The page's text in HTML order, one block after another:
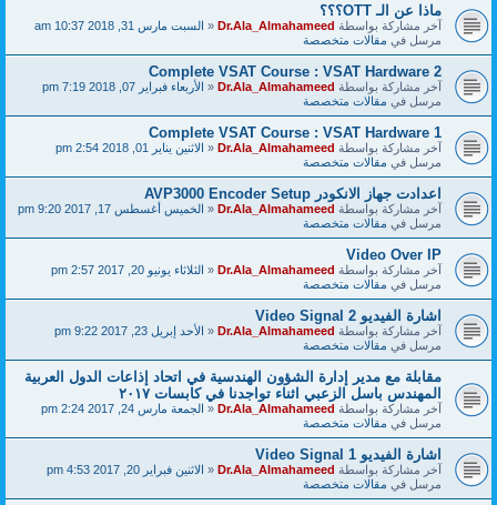
ماذا عن الـ OTT؟؟؟
آخر مشاركة بواسطةDr.Ala_Almahameed
«السبت مارس 31, 2018 10:37 am
مرسل فيمقالات متخصصة
Complete VSAT Course : VSAT Hardware 2
آخر مشاركة بواسطةDr.Ala_Almahameed
«الأربعاء فبراير 07, 2018 7:19 pm
مرسل فيمقالات متخصصة
Complete VSAT Course : VSAT Hardware 1
آخر مشاركة بواسطةDr.Ala_Almahameed
«الاثنين يناير 01, 2018 2:54 pm
مرسل فيمقالات متخصصة
اعدادت جهاز الانكودر AVP3000 Encoder Setup
آخر مشاركة بواسطةDr.Ala_Almahameed
«الخميس أغسطس 17, 2017 9:20 pm
مرسل فيمقالات متخصصة
Video Over IP
آخر مشاركة بواسطةDr.Ala_Almahameed
«الثلاثاء يونيو 20, 2017 2:57 pm
مرسل فيمقالات متخصصة
اشارة الفيديو Video Signal 2
آخر مشاركة بواسطةDr.Ala_Almahameed
«الأحد إبريل 23, 2017 9:22 pm
مرسل فيمقالات متخصصة
مقابلة مع مدير إدارة الشؤون الهندسية في اتحاد إذاعات الدول العربية
المهندس باسل الزعبي اثناء تواجدنا في كابسات ٢٠١٧
آخر مشاركة بواسطةDr.Ala_Almahameed
«الجمعة مارس 24, 2017 2:24 pm
مرسل فيمقالات متخصصة
اشارة الفيديو Video Signal 1
آخر مشاركة بواسطةDr.Ala_Almahameed
«الاثنين فبراير 20, 2017 4:53 pm
مرسل فيمقالات متخصصة